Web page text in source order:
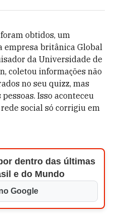
obtidos, um
empresa britânica Global
da Universidade de
coletou informações não
no seu quizz, mas
Isso aconteceu
social só corrigiu em
dentro das últimas
e do Mundo
Google